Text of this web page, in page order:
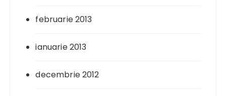
februarie 2013
ianuarie 2013
decembrie 2012